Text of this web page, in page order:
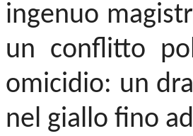
ingenuo
un conflitto
omicidio: un
nel giallo fino